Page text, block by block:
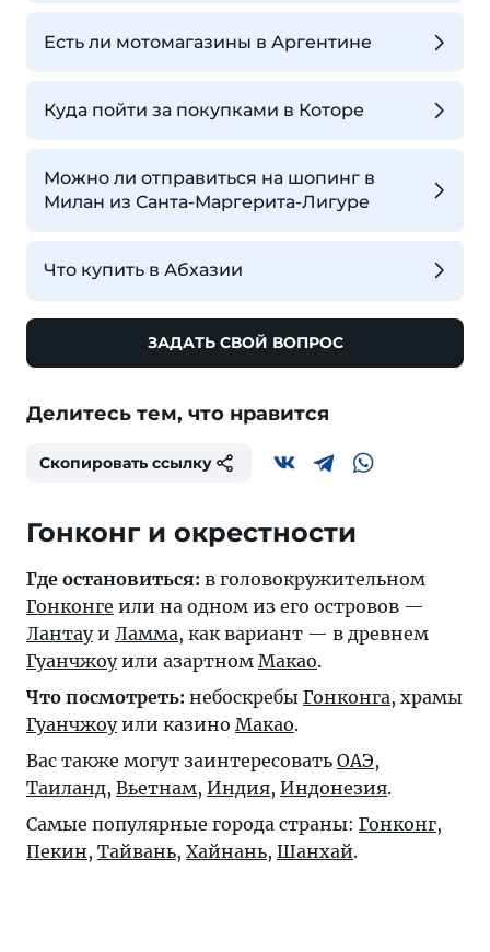
Есть ли мотомагазины в Аргентине
Куда пойти за покупками в Которе
Можно ли отправиться на шопинг в
Милан из Санта-Маргерита-Лигуре
Что купить в Абхазии
ЗАДАТЬ СВОЙ ВОПРОС
Делитесь тем, что нравится
Скопировать ссылку
Гонконг и окрестности
Где остановиться: в головокружительном
Гонконге или на одном из его островов —
Лантауи Ламма, как вариант — в древнем
Гуанчжоуили азартном Макао.
Что посмотреть: небоскребы Гонконга, храмы
Гуанчжоуили казино Макао.
Вас также могут заинтересовать ОАЭ,
Таиланд, Вьетнам, Индия, Индонезия.
Самые популярные города страны: Гонконг,
Пекин, Тайвань, Хайнань, Шанхай.